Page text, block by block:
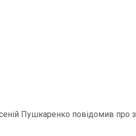
Пушкаренко повідомив